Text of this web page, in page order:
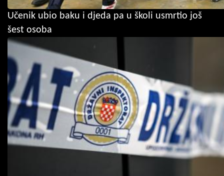
Učenik ubio baku i djeda pa u školi usmrtio još
šest osoba